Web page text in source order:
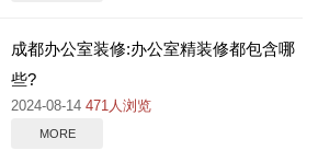
成都办公室装修:办公室精装修都包含哪
些?
2024-08-14 471人浏览
MORE